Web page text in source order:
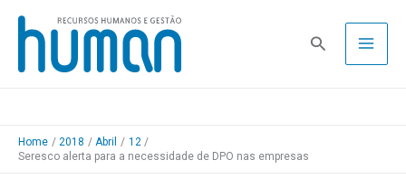
Skip
content
Pesquisa
Home 2018 Abril
12
Seresco alerta para a necessidade de DPO nas empresas